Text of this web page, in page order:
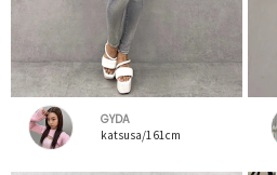
GYDA
katsusa/161cm